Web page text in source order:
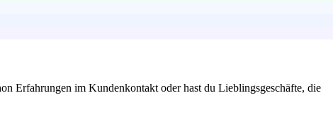
Erfahrungen im Kundenkontakt oder hast du Lieblingsgeschäfte, die